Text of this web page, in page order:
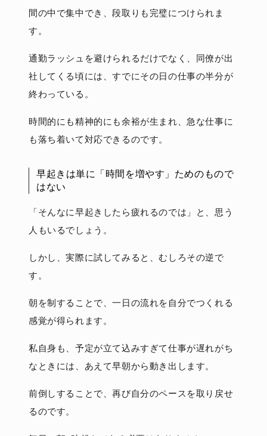
間の中で集中でき、段取りも完璧につけられま
す。
通勤ラッシュを避けられるだけでなく、同僚が出
社してくる頃には、すでにその日の仕事の半分が
終わっている。
時間的にも精神的にも余裕が生まれ、急な仕事に
も落ち着いて対応できるのです。
早起きは単に「時間を増やす」ためのもので
はない
「そんなに早起きしたら疲れるのでは」と、思う
人もいるでしょう。
しかし、実際に試してみると、むしろその逆で
す。
朝を制することで、一日の流れを自分でつくれる
感覚が得られます。
私自身も、予定が立て込みすぎて仕事が遅れがち
なときには、あえて早朝から動き出します。
前倒しすることで、再び自分のペースを取り戻せ
るのです。